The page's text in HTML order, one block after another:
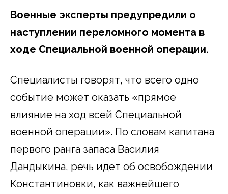
Военные эксперты предупредили о
наступлении переломного момента в
ходе Специальной военной операции.
Специалисты говорят, что всего одно
событие может оказать «прямое
влияние на ход всей Специальной
военной операции». По словам капитана
первого ранга запаса Василия
Дандыкина, речь идет об освобождении
Константиновки, как важнейшего